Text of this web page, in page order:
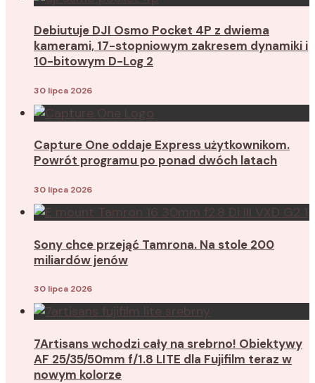
Debiutuje DJI Osmo Pocket 4P z dwiema
kamerami, 17-stopniowym zakresem dynamiki i
10-bitowym D-Log 2
30 lipca 2026
Capture One oddaje Express użytkownikom.
Powrót programu po ponad dwóch latach
30 lipca 2026
Sony chce przejąć Tamrona. Na stole 200
miliardów jenów
30 lipca 2026
7Artisans wchodzi cały na srebrno! Obiektywy
AF 25/35/50mm f/1.8 LITE dla Fujifilm teraz w
nowym kolorze